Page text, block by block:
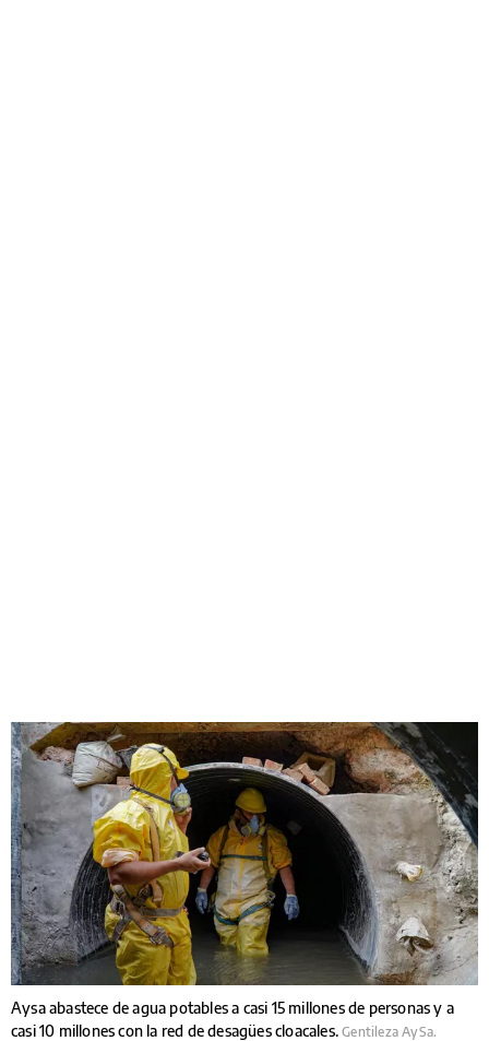
Aysa abastece de agua potables a casi 15 millones de personas y a
casi 10 millones con la red de desagües cloacales.Gentileza AySa.